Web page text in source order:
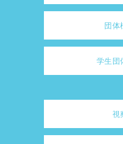
団体
学生団
視